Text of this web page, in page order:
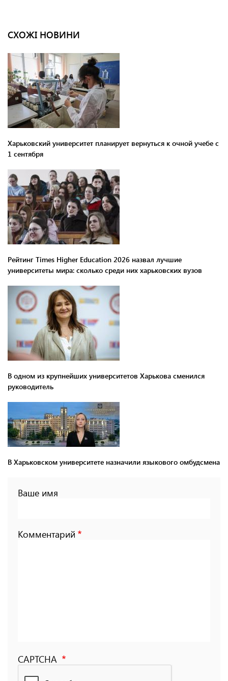
СХОЖІ НОВИНИ
Харьковский университет планирует вернуться к очной учебе с
1 сентября
Рейтинг Times Higher Education 2026 назвал лучшие
университеты мира: сколько среди них харьковских вузов
В одном из крупнейших университетов Харькова сменился
руководитель
В Харьковском университете назначили языкового омбудсмена
Ваше имя
Комментарий
CAPTCHA